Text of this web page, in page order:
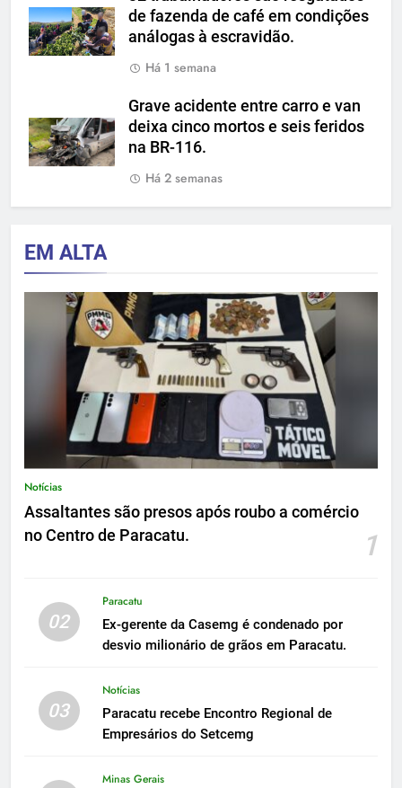
de fazenda de café em condições
análogas à escravidão.
Há 1 semana
Grave acidente entre carro e van
deixa cinco mortos e seis feridos
na BR-116.
Há 2 semanas
EM ALTA
Notícias
Assaltantes são presos após roubo a comércio
no Centro de Paracatu.
1
02
Paracatu
Ex-gerente da Casemg é condenado por
desvio milionário de grãos em Paracatu.
03
Notícias
Paracatu recebe Encontro Regional de
Empresários do Setcemg
Minas Gerais